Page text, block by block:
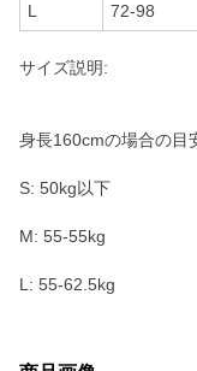
L 72-98
サイズ説明:
身長160cmの場合の目
S: 50kg以下
M: 55-55kg
L: 55-62.5kg